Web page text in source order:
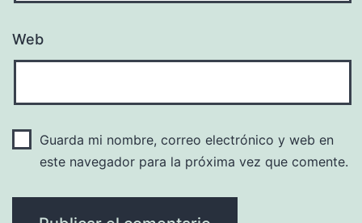
Web
Guarda mi nombre, correo electrónico y web en
este navegador para la próxima vez que comente.